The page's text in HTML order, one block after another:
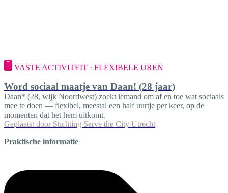
VASTE ACTIVITEIT · FLEXIBELE UREN
Word sociaal maatje van Daan! (28 jaar)
Daan* (28, wijk Noordwest) zoekt iemand om af en toe wat sociaals
mee te doen — flexibel, meestal een half uurtje per keer, op de
momenten dat het hem uitkomt.
Geplaatst door Stichting Serve the City Utrecht
Praktische informatie